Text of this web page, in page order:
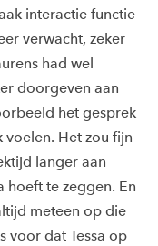
interactie functie
verwacht, zeker
had wel
doorgeven aan
het gesprek
voelen. Het zou fijn
langer aan
hoeft te zeggen. En
meteen op die
voor dat Tessa op